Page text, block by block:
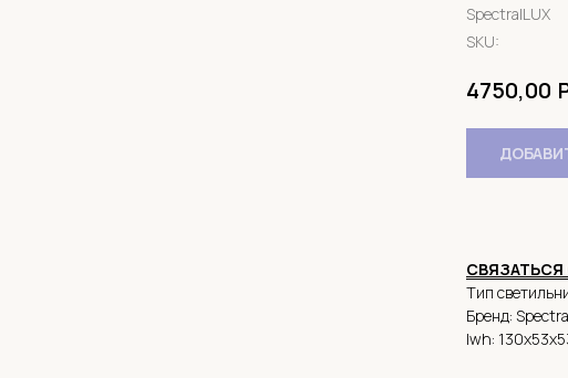
SpectralLUX
SKU:
4750,00
СВЯЗАТЬСЯ
Тип
Бренд:
lwh: